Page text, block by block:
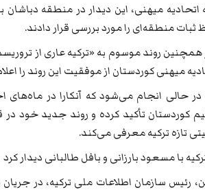
اتحادیه میهنی، این دیدار در منطقه
منطقه‌ای را مورد بررسی قرار دادند.
همچنین روند موسوم به «ترکیه عاری از
میهنی کوردستان از موفقیت این روند را
در حالی انجام می‌شود که آنکارا در
کوردستان تأکید کرده و روند جدید خود
تازه ترکیه معرفی می‌کند.
با مسعود بارزانی و بافل طالبانی دیدار کرد
رئیس سازمان اطلاعات ملی ترکیه، در